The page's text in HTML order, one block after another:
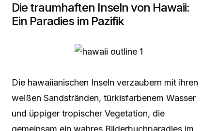
Die traumhaften Inseln von Hawaii:
Ein Paradies im Pazifik
Die hawaiianischen Inseln verzaubern mit ihren
weißen Sandstränden, türkisfarbenem Wasser
und üppiger tropischer Vegetation, die
gemeinsam ein wahres Bilderbuchparadies im